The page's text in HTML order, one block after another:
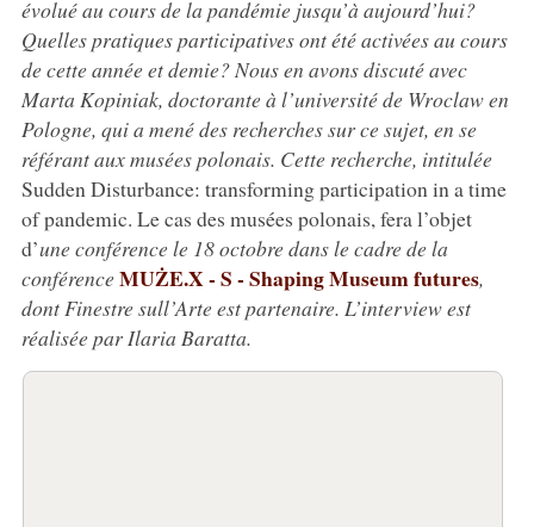
évolué au cours de la pandémie jusqu’à aujourd’hui?
Quelles pratiques participatives ont été activées au cours
de cette année et demie? Nous en avons discuté avec
Marta Kopiniak, doctorante à l’université de Wroclaw en
Pologne, qui a mené des recherches sur ce sujet, en se
référant aux musées polonais. Cette recherche, intitulée
Sudden Disturbance: transforming participation in a time
of pandemic. Le cas des musées polonais, fera l’objet
d’une conférence le 18 octobre dans le cadre de la
conférenceMUŻE.X - S - Shaping Museum futures,
dont Finestre sull’Arte est partenaire. L’interview est
réalisée par Ilaria Baratta.